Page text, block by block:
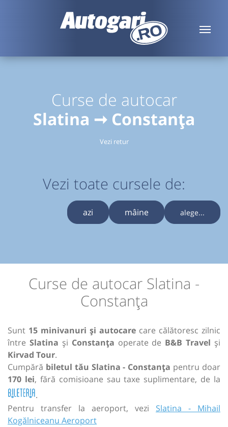
Curse de autocar
Slatina ➞ Constanța
Vezi retur
Vezi toate cursele de:
azi mâine alege...
Curse de autocar Slatina -
Constanța
Sunt 15 minivanuri și autocare care călătoresc zilnic
între Slatina și Constanța operate de B&B Travel și
Kirvad Tour.
Cumpără biletul tău Slatina - Constanța pentru doar
170 lei, fără comisioane sau taxe suplimentare, de la
.
Pentru transfer la aeroport, vezi Slatina - Mihail
Kogălniceanu Aeroport